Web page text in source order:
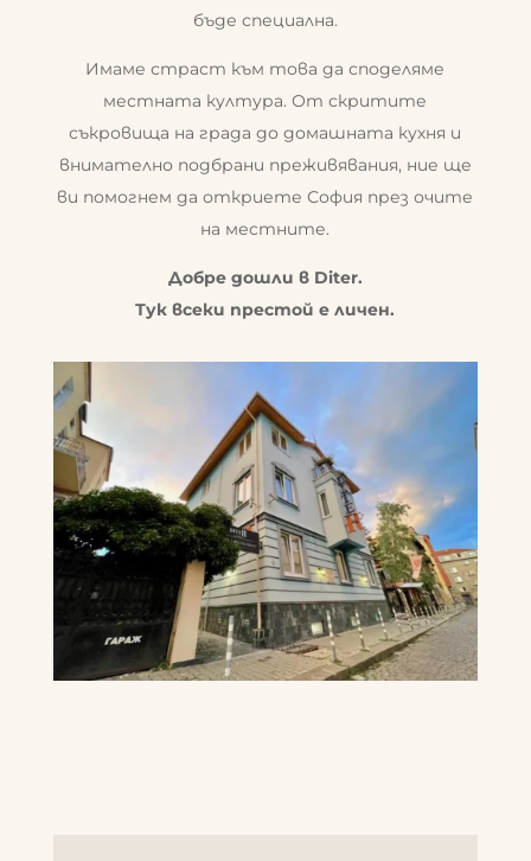
бъде специална.
Имаме страст към това да споделяме
местната култура. От скритите
съкровища на града до домашната кухня и
внимателно подбрани преживявания, ние ще
ви помогнем да откриете София през очите
на местните.
Добре дошли в Diter.
Тук всеки престой е личен.